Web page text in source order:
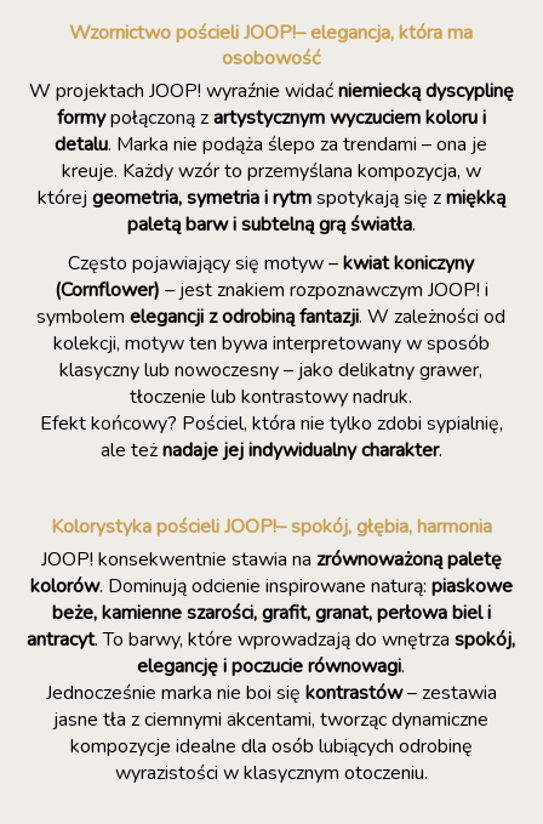
Wzornictwo pościeli JOOP!– elegancja, która ma
osobowość
W projektach JOOP! wyraźnie widaćniemiecką dyscyplinę
formypołączoną zartystycznym wyczuciem koloru i
detalu. Marka nie podąża ślepo za trendami – ona je
kreuje. Każdy wzór to przemyślana kompozycja, w
której geometria, symetria i rytmspotykają się zmiękką
paletą barw i subtelną grą światła.
Często pojawiający się motyw –kwiat koniczyny
(Cornflower) – jest znakiem rozpoznawczym JOOP! i
symbolemelegancji z odrobiną fantazji. W zależności od
kolekcji, motyw ten bywa interpretowany w sposób
klasyczny lub nowoczesny – jako delikatny grawer,
tłoczenie lub kontrastowy nadruk.
Efekt końcowy? Pościel, która nie tylko zdobi sypialnię,
ale teżnadaje jej indywidualny charakter.
Kolorystyka pościeli JOOP!– spokój, głębia, harmonia
JOOP! konsekwentnie stawia na zrównoważoną paletę
kolorów. Dominują odcienie inspirowane naturą: piaskowe
beże, kamienne szarości, grafit, granat, perłowa biel i
antracyt. To barwy, które wprowadzają do wnętrzaspokój,
elegancję i poczucie równowagi.
Jednocześnie marka nie boi się kontrastów– zestawia
jasne tła z ciemnymi akcentami, tworząc dynamiczne
kompozycje idealne dla osób lubiących odrobinę
wyrazistości w klasycznym otoczeniu.